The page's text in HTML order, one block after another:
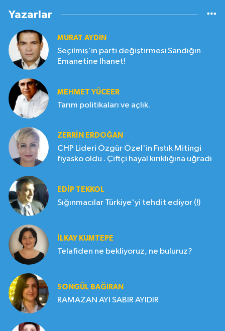
Yazarlar
MURAT AYDIN
Seçilmiş'in parti değiştirmesi Sandığın
Emanetine İhanet!
MEHMET YÜCEER
Tarım politikaları ve açlık.
ZERRIN ERDOĞAN
CHP Lideri Özgür Özel'in Fıstık Mitingi
fiyasko oldu . Çiftçi hayal kırıklığına uğradı
EDIP TEKKOL
Sığınmacılar Türkiye'yi tehdit ediyor (!)
İLKAY KUMTEPE
Telafiden ne bekliyoruz, ne buluruz?
SONGÜL BAĞIRAN
RAMAZAN AYI SABIR AYIDIR